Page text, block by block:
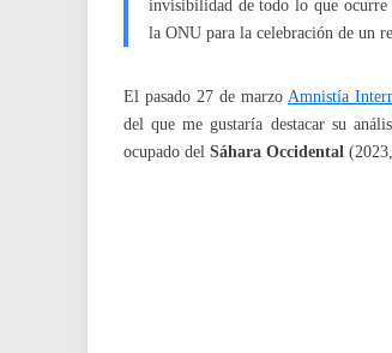
invisibilidad de todo lo que ocurre
la ONU para la celebración de un
El pasado 27 de marzo Amnistía
del que me gustaría destacar su
ocupado del Sáhara Occidental